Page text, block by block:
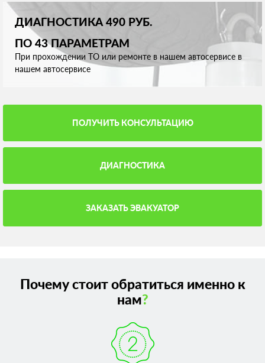
ДИАГНОСТИКА 490 РУБ.
ПО 43 ПАРАМЕТРАМ
При прохождении ТО или ремонте в нашем автосервисе в
нашем автосервисе
ПОЛУЧИТЬ КОНСУЛЬТАЦИЮ
ДИАГНОСТИКА
ЗАКАЗАТЬ ЭВАКУАТОР
Почему стоит обратиться именно к
нам?